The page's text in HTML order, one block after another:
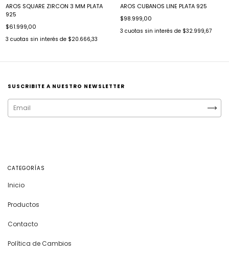
AROS SQUARE ZIRCON 3 MM PLATA
925
$61.999,00
3 cuotas sin interés de $20.666,33
AROS CUBANOS LINE PLATA 925
$98.999,00
3 cuotas sin interés de $32.999,67
SUSCRIBITE A NUESTRO NEWSLETTER
CATEGORÍAS
Inicio
Productos
Contacto
Política de Cambios